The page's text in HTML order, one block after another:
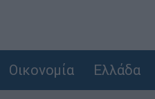
Οικονομία Ελλάδα